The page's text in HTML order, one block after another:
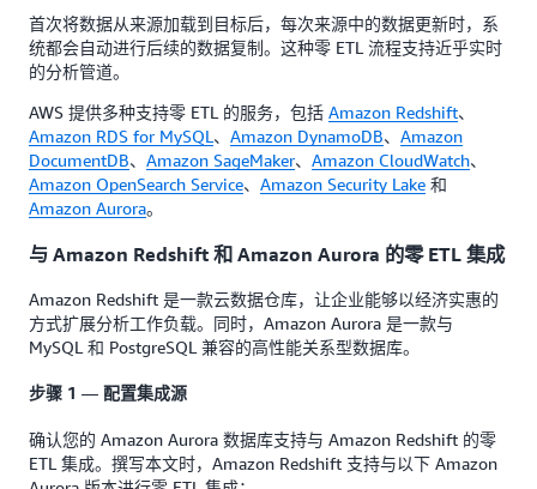
首次将数据从来源加载到目标后，每次来源中的数据更新时，系
统都会自动进行后续的数据复制。这种零 ETL 流程支持近乎实时
的分析管道。
AWS 提供多种支持零 ETL 的服务，包括 Amazon Redshift、
Amazon RDS for MySQL 、 Amazon DynamoDB、 Amazon
DocumentDB、 Amazon SageMaker、 Amazon CloudWatch、
Amazon OpenSearch Service、 Amazon Security Lake 和
Amazon Aurora。
与 Amazon Redshift 和 Amazon Aurora 的零 ETL 集成
Amazon Redshift 是一款云数据仓库，让企业能够以经济实惠的
方式扩展分析工作负载。同时，Amazon Aurora 是一款与
MySQL 和 PostgreSQL 兼容的高性能关系型数据库。
步骤 1 — 配置集成源
确认您的 Amazon Aurora 数据库支持与 Amazon Redshift 的零
ETL 集成。撰写本文时，Amazon Redshift 支持与以下 Amazon